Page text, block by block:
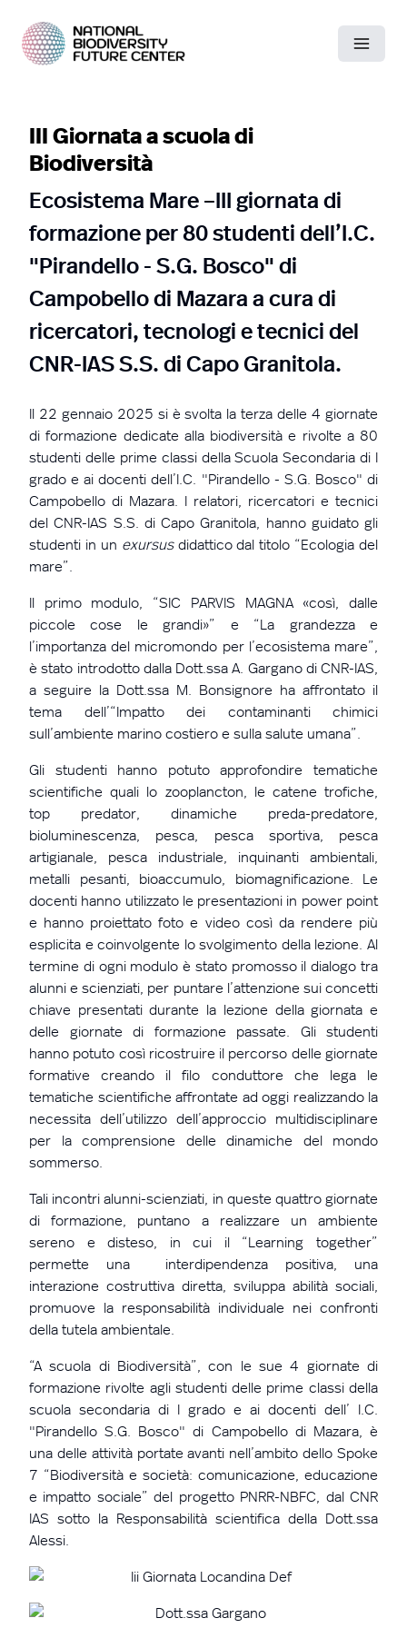
III Giornata a scuola di
Biodiversità
Ecosistema Mare –III giornata di
formazione per 80 studenti dell’I.C.
"Pirandello - S.G. Bosco" di
Campobello di Mazara a cura di
ricercatori, tecnologi e tecnici del
CNR-IAS S.S. di Capo Granitola.
Il 22 gennaio 2025 si è svolta la terza delle 4 giornate
di formazione dedicate alla biodiversità e rivolte a 80
studenti delle prime classi della Scuola Secondaria di I
grado e ai docenti dell’I.C. "Pirandello - S.G. Bosco" di
Campobello di Mazara. I relatori, ricercatori e tecnici
del CNR-IAS S.S. di Capo Granitola, hanno guidato gli
studenti in un exursusdidattico dal titolo “Ecologia del
mare”.
Il primo modulo, “SIC PARVIS MAGNA «così, dalle
piccole cose le grandi»” e “La grandezza e
l’importanza del micromondo per l’ecosistema mare”,
è stato introdotto dalla Dott.ssa A. Gargano di CNR-IAS,
a seguire la Dott.ssa M. Bonsignore ha affrontato il
tema dell’“Impatto dei contaminanti chimici
sull’ambiente marino costiero e sulla salute umana”.
Gli studenti hanno potuto approfondire tematiche
scientifiche quali lo zooplancton, le catene trofiche,
top predator, dinamiche preda-predatore,
bioluminescenza, pesca, pesca sportiva, pesca
artigianale, pesca industriale, inquinanti ambientali,
metalli pesanti, bioaccumulo, biomagnificazione. Le
docenti hanno utilizzato le presentazioni in power point
e hanno proiettato foto e video così da rendere più
esplicita e coinvolgente lo svolgimento della lezione. Al
termine di ogni modulo è stato promosso il dialogo tra
alunni e scienziati, per puntare l’attenzione sui concetti
chiave presentati durante la lezione della giornata e
delle giornate di formazione passate. Gli studenti
hanno potuto così ricostruire il percorso delle giornate
formative creando il filo conduttore che lega le
tematiche scientifiche affrontate ad oggi realizzando la
necessita dell’utilizzo dell’approccio multidisciplinare
per la comprensione delle dinamiche del mondo
sommerso.
Tali incontri alunni-scienziati, in queste quattro giornate
di formazione, puntano a realizzare un ambiente
sereno e disteso, in cui il “Learning together”
permette una interdipendenza positiva, una
interazione costruttiva diretta, sviluppa abilità sociali,
promuove la responsabilità individuale nei confronti
della tutela ambientale.
“A scuola di Biodiversità”, con le sue 4 giornate di
formazione rivolte agli studenti delle prime classi della
scuola secondaria di I grado e ai docenti dell’ I.C.
"Pirandello S.G. Bosco" di Campobello di Mazara, è
una delle attività portate avanti nell’ambito dello Spoke
7 “Biodiversità e società: comunicazione, educazione
e impatto sociale” del progetto PNRR-NBFC, dal CNR
IAS sotto la Responsabilità scientifica della Dott.ssa
Alessi.